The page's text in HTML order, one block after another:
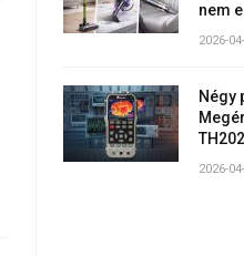
nem
2026-
Négy
TH202
2026-